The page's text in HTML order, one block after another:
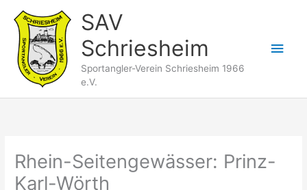
Inhalt
springen
SAV
Schriesheim
Sportangler-Verein Schriesheim 1966
e.V.
Rhein-Seitengewässer: Prinz-
Karl-Wörth